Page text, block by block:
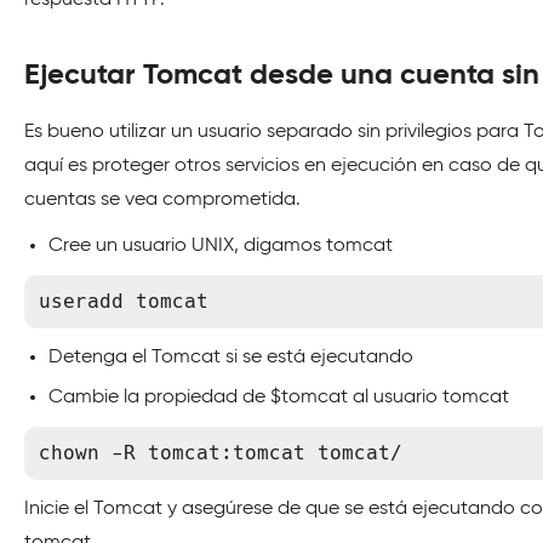
Ejecutar Tomcat desde una cuenta
Es bueno utilizar un usuario separado sin privilegios para
aquí es proteger otros servicios en ejecución en caso de
cuentas se vea comprometida.
Cree un usuario UNIX, digamos tomcat
useradd tomcat
Detenga el Tomcat si se está ejecutando
Cambie la propiedad de $tomcat al usuario tomcat
chown -R tomcat:tomcat tomcat/
Inicie el Tomcat y asegúrese de que se está ejecutando